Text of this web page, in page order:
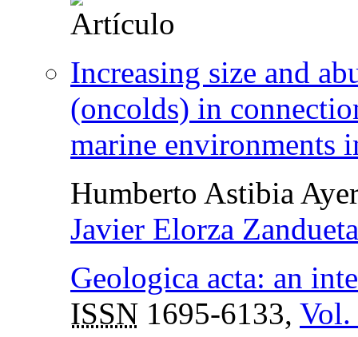
Increasing size and
(oncolds) in
marine environments
Humberto Astibia
Javier Elorza Zandueta
Geologica acta: an
ISSN 1695-6133, Vol.